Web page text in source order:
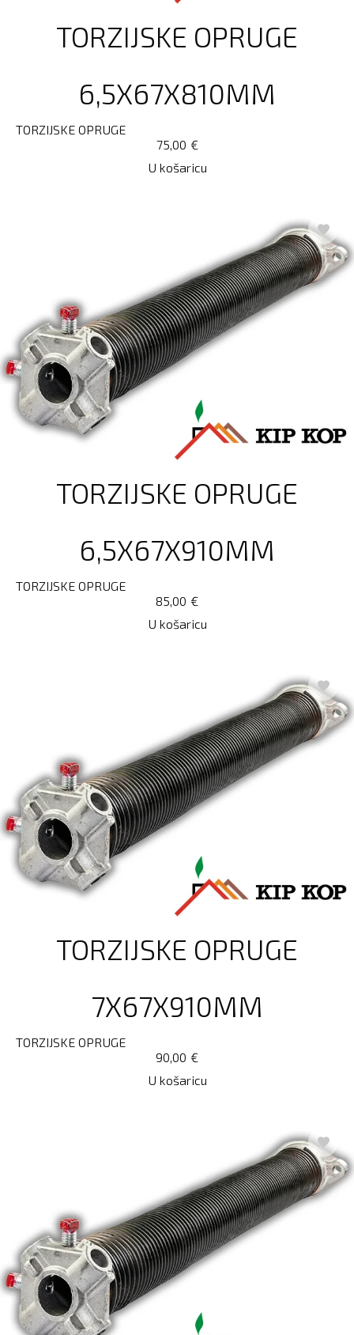
TORZIJSKE OPRUGE
6,5X67X810MM
TORZIJSKE OPRUGE
€
75,00
U košaricu
TORZIJSKE OPRUGE
6,5X67X910MM
TORZIJSKE OPRUGE
€
85,00
U košaricu
TORZIJSKE OPRUGE
7X67X910MM
TORZIJSKE OPRUGE
€
90,00
U košaricu